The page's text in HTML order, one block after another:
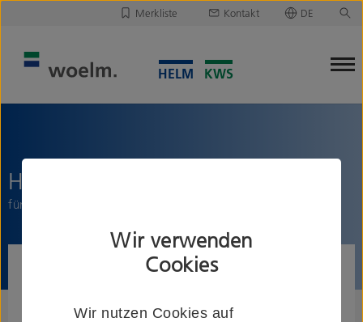
Wir verwenden
Cookies
Wir nutzen Cookies auf
Merkliste Kontakt DE
HELM Cadiz Laufstange
für Holzschiebetüren